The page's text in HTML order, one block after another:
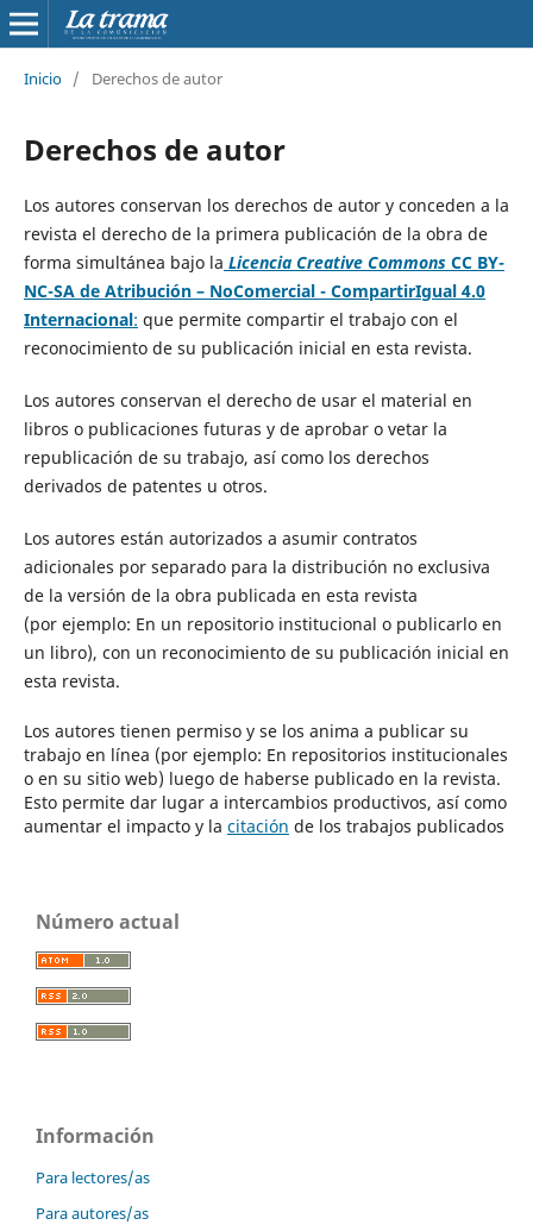
Inicio / Derechos de autor
Derechos de autor
Los autores conservan los derechos de autor y conceden a la
revista el derecho de la primera publicación de la obra de
forma simultánea bajo la Licencia Creative Commons CC BY-
NC-SA de Atribución – NoComercial - CompartirIgual 4.0
Internacional: que permite compartir el trabajo con el
reconocimiento de su publicación inicial en esta revista.
Los autores conservan el derecho de usar el material en
libros o publicaciones futuras y de aprobar o vetar la
republicación de su trabajo, así como los derechos
derivados de patentes u otros.
Los autores están autorizados a asumir contratos
adicionales por separado para la distribución no exclusiva
de la versión de la obra publicada en esta revista
(por ejemplo: En un repositorio institucional o publicarlo en
un libro), con un reconocimiento de su publicación inicial en
esta revista.
Los autores tienen permiso y se los anima a publicar su
trabajo en línea (por ejemplo: En repositorios institucionales
o en su sitio web) luego de haberse publicado en la revista.
Esto permite dar lugar a intercambios productivos, así como
aumentar el impacto y la citación de los trabajos publicados
Número actual
Información
Para lectores/as
Para autores/as